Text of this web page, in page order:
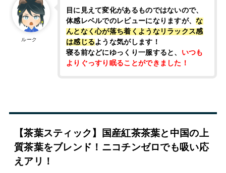
ルーク
目に見えて変化があるものではないので、
体感レベルでのレビューになりますが、な
んとなく心が落ち着くようなリラックス感
は感じるような気がします！
寝る前などにゆっくり一服すると、 いつも
よりぐっすり眠ることができました！
【茶葉スティック】国産紅茶茶葉と中国の上
質茶葉をブレンド！ニコチンゼロでも吸い応
えアリ！